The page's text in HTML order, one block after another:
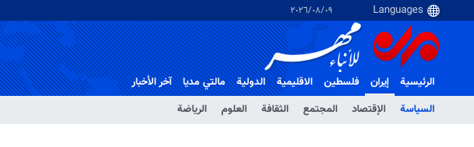
٠٩‏/٠٨‏/٢٠٢٦
الرئيسية
إيران
السياسة
الإقتصاد المجتمع الثقافة العلوم الرياضة
فلسطین الاقلیمیة الدولية مالتي مدیا آخر الأخبار